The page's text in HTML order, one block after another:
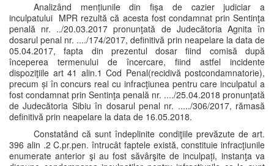
Analizând mențiunile din fișa de cazier judiciar a
inculpatului MPR rezultă că acesta fost condamnat prin Sentinţa
penală nr. ../20.03.2017 pronunţată de Judecătoria Agnita în
dosarul penal nr. ..../174/2017, definitivă prin neapelare la data de
05.04.2017, fapta din prezentul dosar fiind comisă după
începerea termenului de încercare, fiind astfel incidente
dispoziţiile art 41 alin.1 Cod Penal(recidivă postcondamnatorie),
precum și în concurs real cu infracţiunea pentru care inculpatul a
fost condamnat prin Sentinţa penală nr. ..../25.04.2018 pronunţată
de Judecătoria Sibiu în dosarul penal nr. ...../306/2017, rămasă
definitivă prin neapelare la data de 16.05.2018.
Constatând că sunt îndeplinite condiţiile prevăzute de art.
396 alin .2 C.pr.pen. întrucât faptele există, constituie infracţiunile
enumerate anterior şi au fost săvârşite de inculpați, instanţa va